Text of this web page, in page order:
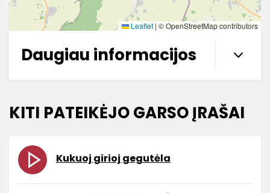
Leaflet | © OpenStreetMap contributors
Daugiau informacijos
KITI PATEIKĖJO GARSO ĮRAŠAI
Kukuoj girioj gegutėla